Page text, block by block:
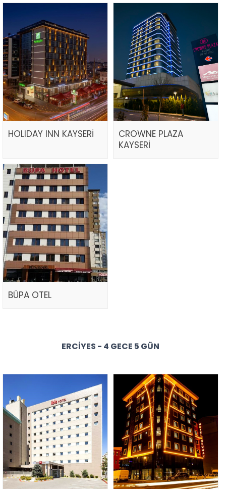
HOLIDAY INN KAYSERİ
CROWNE PLAZA
KAYSERİ
BÜPA OTEL
ERCIYES - 4 GECE 5 GÜN